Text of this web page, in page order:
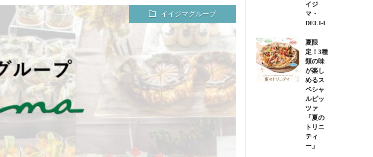
イイジマグループ
イジ
マ・
DELI-I
夏限
定！3種
類の味
が楽し
めるス
ペシャ
ルピッ
ツァ
「夏の
トリニ
ティ
ー」